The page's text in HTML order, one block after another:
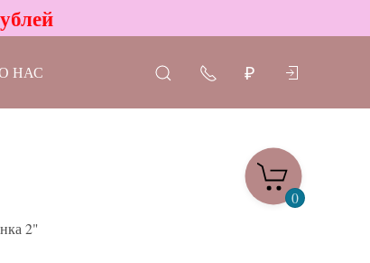
НАС ₽
0
2"